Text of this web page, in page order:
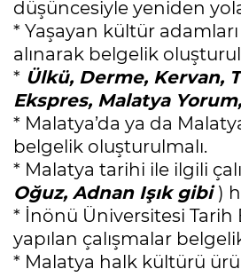
düşüncesiyle yeniden
* Yaşayan kültür
alınarak belgelik
* Ülkü, Derme, Kervan,
Ekspres, Malatya
* Malatya’da ya da
belgelik oluşturulmalı.
* Malatya tarihi ile ilgili
Oğuz, Adnan Işık gibi)
* İnönü Üniversitesi
yapılan çalışmalar
* Malatya halk kültürü